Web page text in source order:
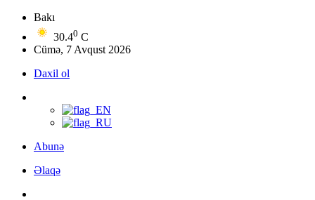
Bakı
30.40 C
Cümə, 7 Avqust 2026
Daxil ol
Abunə
Əlaqə